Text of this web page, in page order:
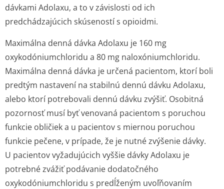
dávkami Adolaxu, a to v závislosti od ich
predchádzajúcich skúseností s opioidmi.
Maximálna denná dávka Adolaxu je 160 mg
oxykodóniumchloridu a 80 mg naloxóniumchloridu.
Maximálna denná dávka je určená pacientom, ktorí boli
predtým nastavení na stabilnú dennú dávku Adolaxu,
alebo ktorí potrebovali dennú dávku zvýšiť. Osobitná
pozornosť musí byť venovaná pacientom s poruchou
funkcie obličiek a u pacientov s miernou poruchou
funkcie pečene, v prípade, že je nutné zvýšenie dávky.
U pacientov vyžadujúcich vyššie dávky Adolaxu je
potrebné zvážiť podávanie dodatočného
oxykodóniumchloridu s predĺženým uvoľňovaním